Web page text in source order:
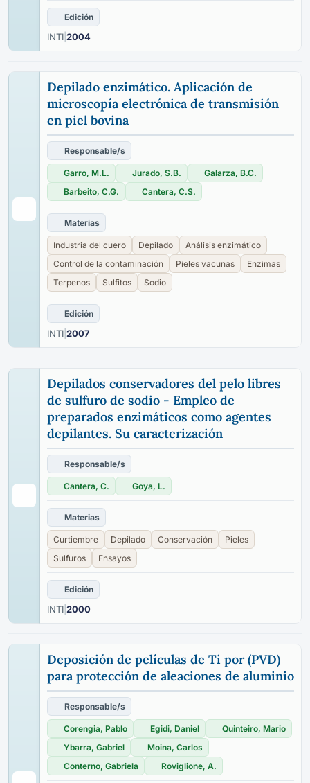
Edición
INTI 2004
Depilado enzimático. Aplicación de
microscopía electrónica de transmisión
en piel bovina
Responsable/s
Garro, M.L. Jurado, S.B.
Galarza, B.C.
Barbeito, C.G.
Cantera, C.S.
Materias
Industria del cuero Depilado
Análisis enzimático
Control de la contaminación
Pieles vacunas
Enzimas
Terpenos
Sulfitos Sodio
Edición
INTI 2007
Depilados conservadores del pelo libres
de sulfuro de sodio - Empleo de
preparados enzimáticos como agentes
depilantes. Su caracterización
Responsable/s
Cantera, C. Goya, L.
Materias
Curtiembre Depilado Conservación
Pieles
Sulfuros
Ensayos
Edición
INTI 2000
Deposición de películas de Ti por (PVD)
para protección de aleaciones de aluminio
Responsable/s
Corengia, Pablo Egidi, Daniel
Quinteiro, Mario
Ybarra, Gabriel
Moina, Carlos
Conterno, Gabriela
Roviglione, A.